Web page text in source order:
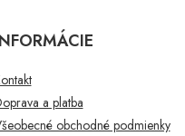
a platba
obchodné podmienky